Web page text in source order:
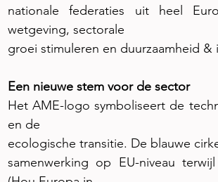
nationale federaties uit heel
wetgeving, sectorale
groei stimuleren en duurzaamheid &
Een nieuwe stem voor de sector
Het AME-logo symboliseert de
en de
ecologische transitie. De blauwe
samenwerking op EU-niveau